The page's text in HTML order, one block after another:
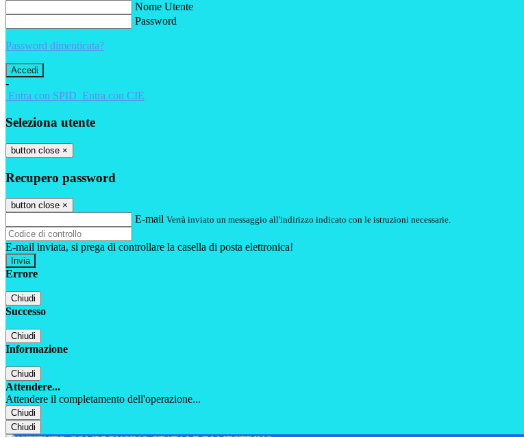
Nome Utente
Password
Password dimenticata?
-
Entra con SPID Entra con CIE
Seleziona utente
button close ×
Recupero password
button close ×
E-mail Verrà inviato un messaggio all'indirizzo indicato con le istruzioni necessarie.
E-mail inviata, si prega di controllare la casella di posta elettronica!
Errore
Chiudi
Successo
Chiudi
Informazione
Chiudi
Attendere...
Attendere il completamento dell'operazione...
Chiudi
Chiudi